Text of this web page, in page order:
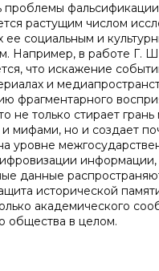
проблемы фальсификации
растущим числом
социальным и
Например, в работе Г.
что искажение
и
фрагментарного
не только стирает
мифами, но и создает
уровне
информации,
данные
исторической
академического
общества в целом.